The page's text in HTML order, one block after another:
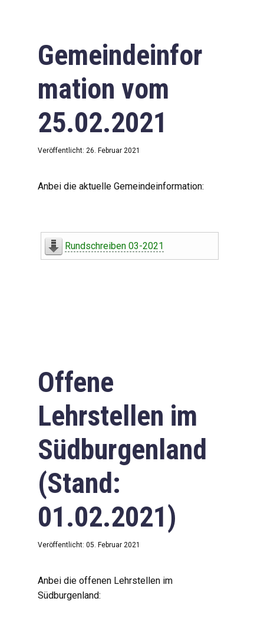
Downloads
Impressum
Datenschutzerklärung
Gemeindeinfor
mation vom
25.02.2021
Veröffentlicht: 26. Februar 2021
Anbei die aktuelle Gemeindeinformation:
Rundschreiben 03-2021
Offene
Lehrstellen im
Südburgenland
(Stand:
01.02.2021)
Veröffentlicht: 05. Februar 2021
Anbei die offenen Lehrstellen im
Südburgenland: